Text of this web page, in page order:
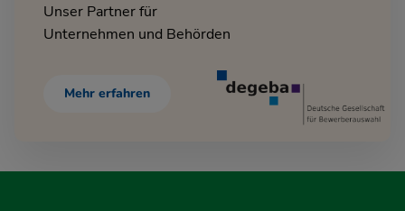
Unser Partner für
Unternehmen und Behörden
Mehr erfahren